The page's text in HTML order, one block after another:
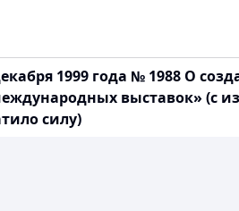
1999 года № 1988 О
выставок» (с
силу)